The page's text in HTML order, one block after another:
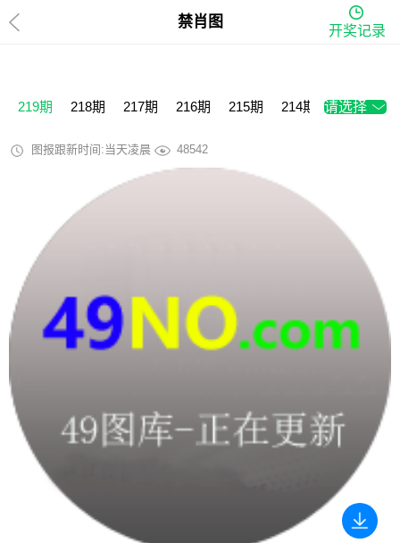
禁肖图
开奖记录
219期 218期 217期 216期 215期 214期 213期
请选择
图报跟新时间:当天凌晨 48542